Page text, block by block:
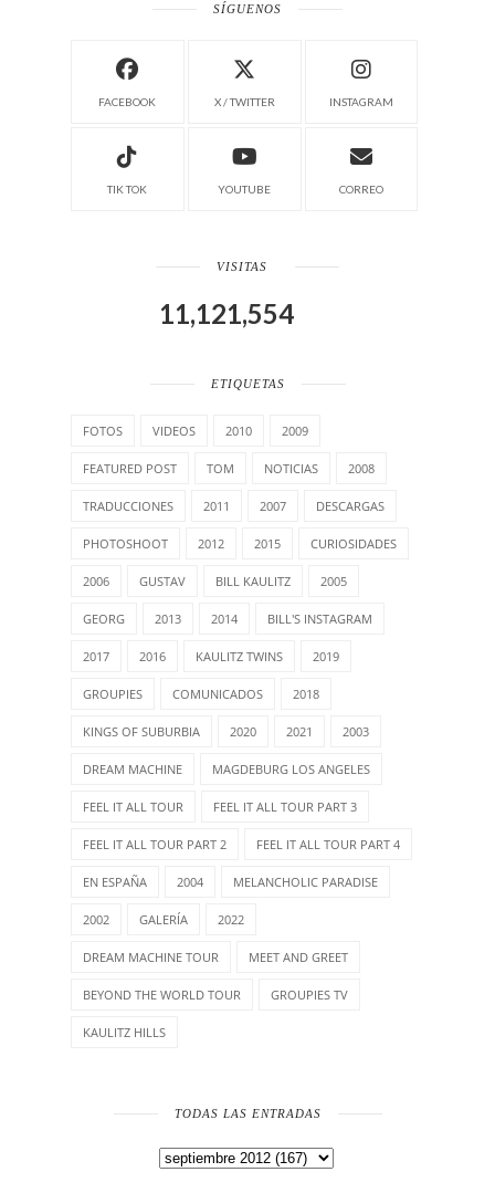
SÍGUENOS
FACEBOOK X / TWITTER INSTAGRAM
TIK TOK YOUTUBE CORREO
VISITAS
11,121,554
ETIQUETAS
FOTOS VIDEOS 2010 2009
FEATURED POST TOM NOTICIAS 2008
TRADUCCIONES 2011 2007 DESCARGAS
PHOTOSHOOT 2012 2015 CURIOSIDADES
2006 GUSTAV BILL KAULITZ 2005
GEORG 2013 2014 BILL'S INSTAGRAM
2017 2016 KAULITZ TWINS 2019
GROUPIES COMUNICADOS 2018
KINGS OF SUBURBIA 2020 2021 2003
DREAM MACHINE MAGDEBURG LOS ANGELES
FEEL IT ALL TOUR FEEL IT ALL TOUR PART 3
FEEL IT ALL TOUR PART 2 FEEL IT ALL TOUR PART 4
EN ESPAÑA 2004 MELANCHOLIC PARADISE
2002 GALERÍA 2022
DREAM MACHINE TOUR MEET AND GREET
BEYOND THE WORLD TOUR GROUPIES TV
KAULITZ HILLS
TODAS LAS ENTRADAS